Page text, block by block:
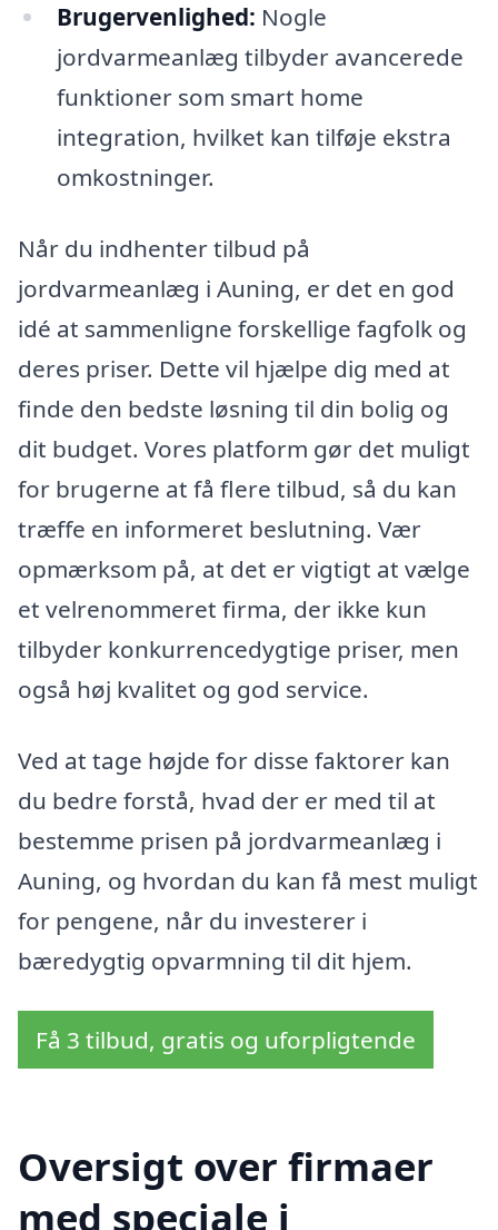
Brugervenlighed: Nogle
jordvarmeanlæg tilbyder avancerede
funktioner som smart home
integration, hvilket kan tilføje ekstra
omkostninger.
Når du indhenter tilbud på
jordvarmeanlæg i Auning, er det en god
idé at sammenligne forskellige fagfolk og
deres priser. Dette vil hjælpe dig med at
finde den bedste løsning til din bolig og
dit budget. Vores platform gør det muligt
for brugerne at få flere tilbud, så du kan
træffe en informeret beslutning. Vær
opmærksom på, at det er vigtigt at vælge
et velrenommeret firma, der ikke kun
tilbyder konkurrencedygtige priser, men
også høj kvalitet og god service.
Ved at tage højde for disse faktorer kan
du bedre forstå, hvad der er med til at
bestemme prisen på jordvarmeanlæg i
Auning, og hvordan du kan få mest muligt
for pengene, når du investerer i
bæredygtig opvarmning til dit hjem.
Få 3 tilbud, gratis og uforpligtende
Oversigt over firmaer
med speciale i